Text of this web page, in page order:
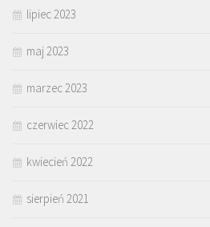
lipiec 2023
maj 2023
marzec 2023
czerwiec 2022
kwiecień 2022
sierpień 2021